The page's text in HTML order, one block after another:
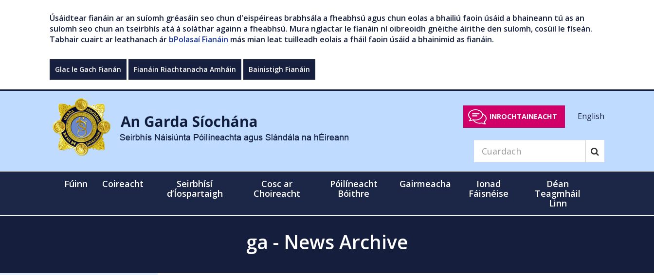
Úsáidtear fianáin ar an suíomh gréasáin seo chun d'eispéireas brabhsála a fheabhsú agus chun eolas a bhailiú faoin úsáid a bhaineann tú as an
suíomh seo chun an tseirbhís atá á soláthar againn a fheabhsú. Mura nglactar le fianáin ní oibreoidh gnéithe áirithe den suíomh, cosúil le físeán.
Tabhair cuairt ar leathanach ár bPolasaí Fianáin más mian leat tuilleadh eolais a fháil faoin úsáid a bhainimid as fianáin.
Glac le Gach Fianán Fianáin Riachtanacha Amháin Bainistigh Fianáin
INROCHTAINEACHT English
Fúinn Coireacht
Seirbhísí
d’Íospartaigh
Cosc ar
Choireacht
Póilíneacht
Bóithre
Gairmeacha
Ionad
Fáisnéise
Déan
Teagmháil
Linn
ga - News Archive